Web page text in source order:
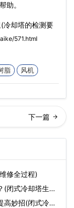
助。
冷却塔的检测要
571.html
脂 风机
厂家冷却塔填料清
方法(ktv中央空调
修全过程)
(闭式冷却塔生产
高妙招(闭式冷却